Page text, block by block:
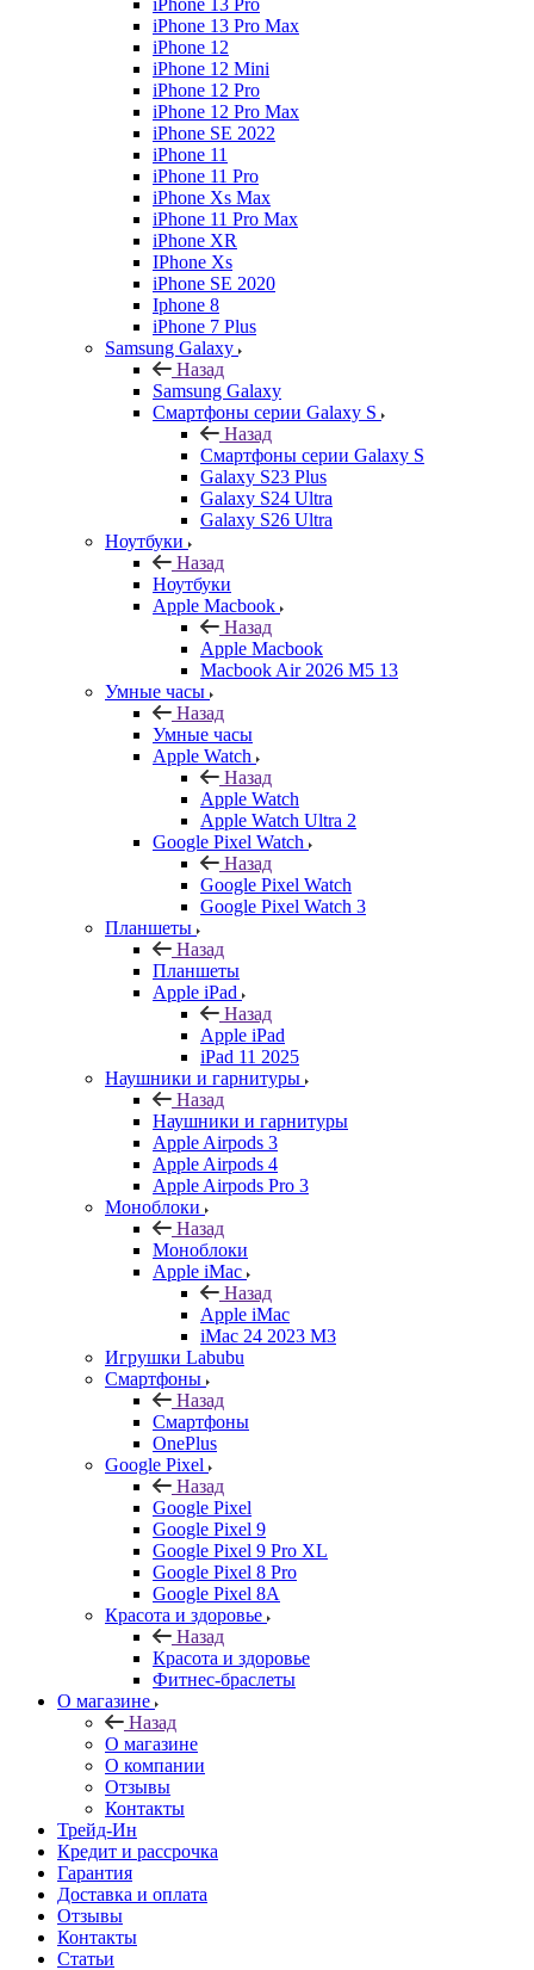
iPhone 13 Pro
iPhone 13 Pro Max
iPhone 12
iPhone 12 Mini
iPhone 12 Pro
iPhone 12 Pro Max
iPhone SE 2022
iPhone 11
iPhone 11 Pro
iPhone Xs Max
iPhone 11 Pro Max
iPhone XR
IPhone Xs
iPhone SE 2020
Iphone 8
iPhone 7 Plus
Samsung Galaxy
Назад
Samsung Galaxy
Смартфоны серии Galaxy S
Назад
Смартфоны серии Galaxy S
Galaxy S23 Plus
Galaxy S24 Ultra
Galaxy S26 Ultra
Ноутбуки
Назад
Ноутбуки
Apple Macbook
Назад
Apple Macbook
Macbook Air 2026 M5 13
Умные часы
Назад
Умные часы
Apple Watch
Назад
Apple Watch
Apple Watch Ultra 2
Google Pixel Watch
Назад
Google Pixel Watch
Google Pixel Watch 3
Планшеты
Назад
Планшеты
Apple iPad
Назад
Apple iPad
iPad 11 2025
Наушники и гарнитуры
Назад
Наушники и гарнитуры
Apple Airpods 3
Apple Airpods 4
Apple Airpods Pro 3
Моноблоки
Назад
Моноблоки
Apple iMac
Назад
Apple iMac
iMac 24 2023 M3
Игрушки Labubu
Смартфоны
Назад
Смартфоны
OnePlus
Google Pixel
Назад
Google Pixel
Google Pixel 9
Google Pixel 9 Pro XL
Google Pixel 8 Pro
Google Pixel 8A
Красота и здоровье
Назад
Красота и здоровье
Фитнес-браслеты
О магазине
Назад
О магазине
О компании
Отзывы
Контакты
Трейд-Ин
Кредит и рассрочка
Гарантия
Доставка и оплата
Отзывы
Контакты
Статьи